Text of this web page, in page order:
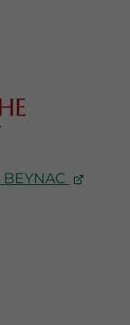
BEYNAC